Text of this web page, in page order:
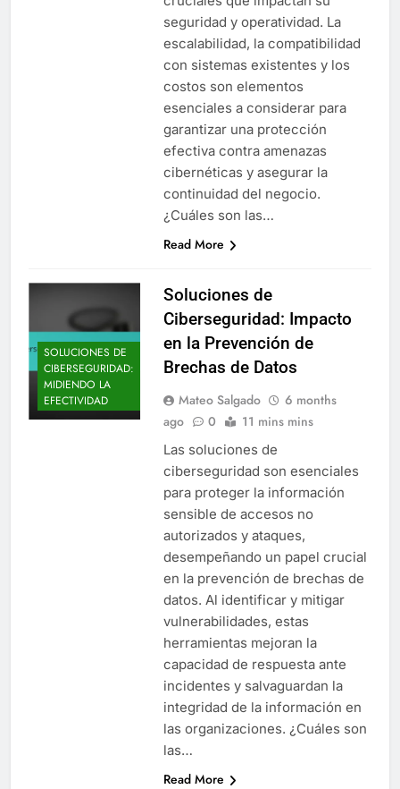
seguridad y operatividad. La
escalabilidad, la compatibilidad
con sistemas existentes y los
costos son elementos
esenciales a considerar para
garantizar una protección
efectiva contra amenazas
cibernéticas y asegurar la
continuidad del negocio.
¿Cuáles son las…
Read More
SOLUCIONES DE
CIBERSEGURIDAD:
MIDIENDO LA
EFECTIVIDAD
Soluciones de
Ciberseguridad: Impacto
en la Prevención de
Brechas de Datos
Mateo Salgado
6 months
ago
0 11 mins mins
Las soluciones de
ciberseguridad son esenciales
para proteger la información
sensible de accesos no
autorizados y ataques,
desempeñando un papel crucial
en la prevención de brechas de
datos. Al identificar y mitigar
vulnerabilidades, estas
herramientas mejoran la
capacidad de respuesta ante
incidentes y salvaguardan la
integridad de la información en
las organizaciones. ¿Cuáles son
las…
Read More